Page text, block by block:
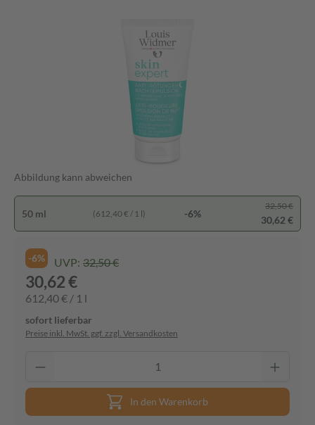
Abbildung kann abweichen
50 ml (612,40 € / 1 l) -6%
32,50 €
30,62 €
-6% UVP: 32,50 €
30,62 €
612,40 € / 1 l
sofort lieferbar
Preise inkl. MwSt. ggf. zzgl. Versandkosten
In den Warenkorb